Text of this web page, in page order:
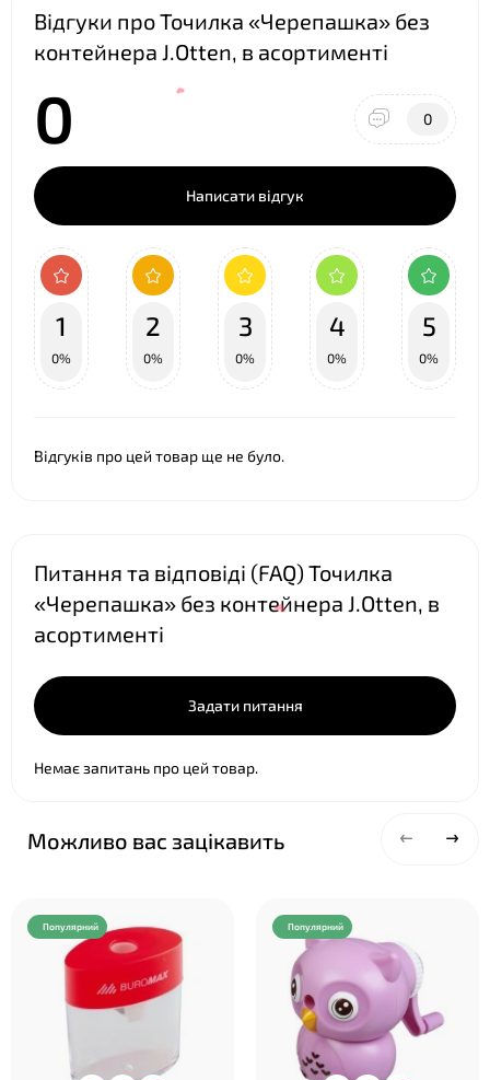
Відгуки про Точилка «Черепашка» без
контейнера J.Otten, в асортименті
0 0
Написати відгук
1
0%
2
0%
3
0%
4
0%
5
0%
Відгуків про цей товар ще не було.
Питання та відповіді (FAQ) Точилка
«Черепашка» без контейнера J.Otten, в
асортименті
Задати питання
Немає запитань про цей товар.
Можливо вас зацікавить
Популярний Популярний